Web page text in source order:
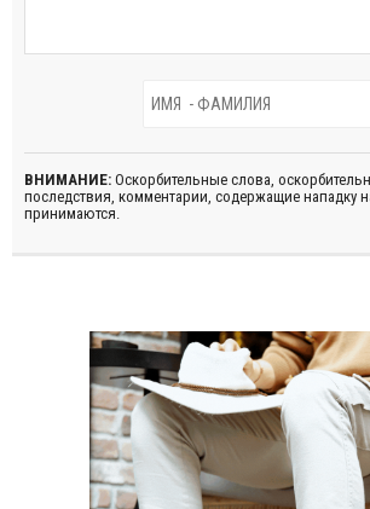
ВНИМАНИЕ: Оскорбительные слова,
последствия, комментарии, содержащие нападку
принимаются.